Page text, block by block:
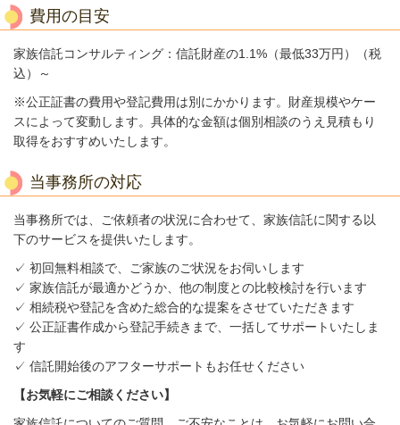
費用の目安
家族信託コンサルティング：信託財産の1.1%（最低33万円）（税
込）～
※公正証書の費用や登記費用は別にかかります。 財産規模やケー
スによって変動します。具体的な金額は個別相談のうえ見積もり
取得をおすすめいたします。
当事務所の対応
当事務所では、ご依頼者の状況に合わせて、家族信託に関する以
下のサービスを提供いたします。
✓ 初回無料相談で、ご家族のご状況をお伺いします
✓ 家族信託が最適かどうか、他の制度との比較検討を行います
✓ 相続税や登記を含めた総合的な提案をさせていただきます
✓ 公正証書作成から登記手続きまで、一括してサポートいたしま
す
✓ 信託開始後のアフターサポートもお任せください
【お気軽にご相談ください】